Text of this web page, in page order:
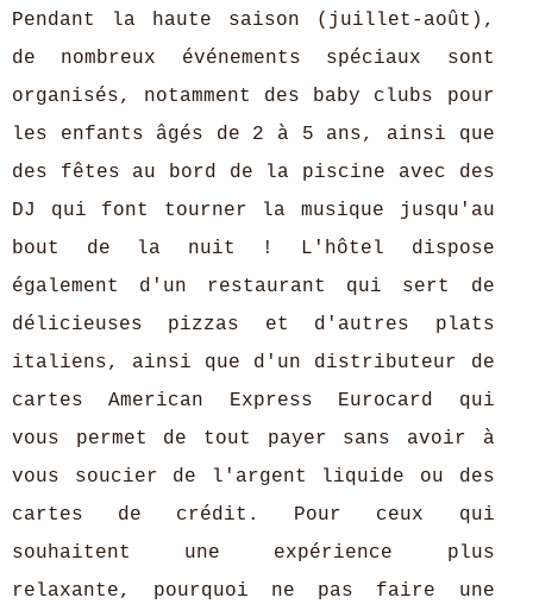
Pendant la haute saison (juillet-août),
de nombreux événements spéciaux sont
organisés, notamment des baby clubs pour
les enfants âgés de 2 à 5 ans, ainsi que
des fêtes au bord de la piscine avec des
DJ qui font tourner la musique jusqu'au
bout de la nuit ! L'hôtel dispose
également d'un restaurant qui sert de
délicieuses pizzas et d'autres plats
italiens, ainsi que d'un distributeur de
cartes American Express Eurocard qui
vous permet de tout payer sans avoir à
vous soucier de l'argent liquide ou des
cartes de crédit. Pour ceux qui
souhaitent une expérience plus
relaxante, pourquoi ne pas faire une